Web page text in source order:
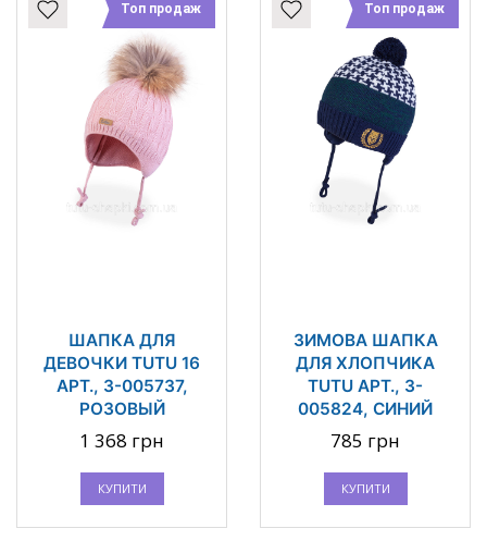
Топ продаж
ШАПКА ДЛЯ
ДЕВОЧКИ TUTU 16
АРТ., 3-005737,
РОЗОВЫЙ
1 368 грн
КУПИТИ
Топ продаж
ЗИМОВА ШАПКА
ДЛЯ ХЛОПЧИКА
TUTU АРТ., 3-
005824, СИНИЙ
785 грн
КУПИТИ